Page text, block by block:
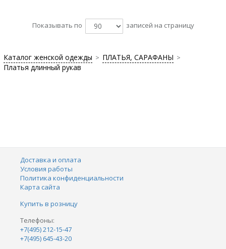
Показывать по записей на страницу
Каталог женской одежды > ПЛАТЬЯ, САРАФАНЫ >
Платья длинный рукав
Доставка и оплата
Условия работы
Политика конфиденциальности
Карта сайта
Купить в розницу
Телефоны:
+7(495) 212-15-47
+7(495) 645-43-20